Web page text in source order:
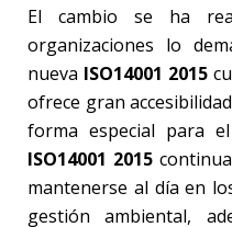
El cambio se ha
organizaciones lo
nueva ISO14001 2015
ofrece gran
forma especial para
ISO14001 2015
mantenerse al día en
gestión ambiental,